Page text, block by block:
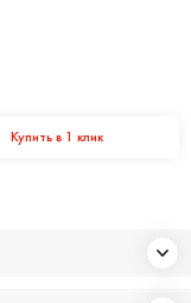
Купить в 1 клик